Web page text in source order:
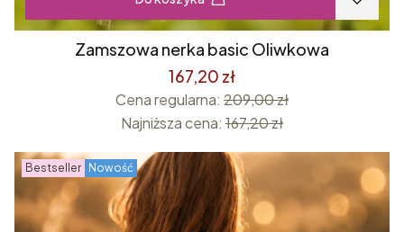
Zamszowa nerka basic Oliwkowa
167,20 zł
Cena regularna: 209,00 zł
Najniższa cena: 167,20 zł
Bestseller Nowość